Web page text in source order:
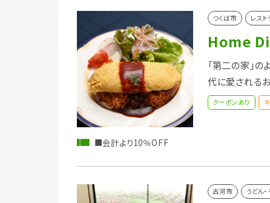
つくば市 レスト
Home
「第二の家」
代に愛される
クーポンあり
■会計より10％OFF
古河市 うどん